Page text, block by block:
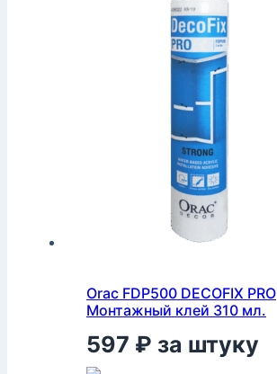
Orac FDP500 DECOFIX PRO
Монтажный клей 310 мл.
597 ₽ за штуку